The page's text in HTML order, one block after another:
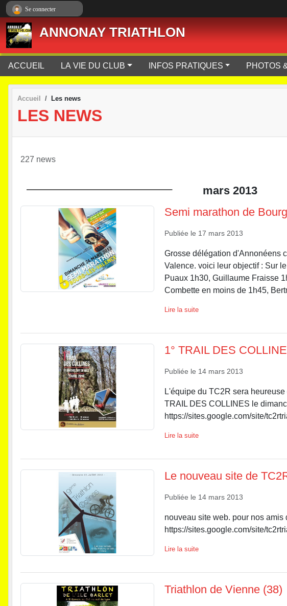
ANNONAY TRIATHLON
ACCUEIL LA VIE DU CLUB INFOS PRATIQUES PHOTOS
Accueil Les news
LES NEWS
227 news
mars 2013
Semi marathon de
Publiée le 17 mars 2013
Grosse délégation d'Annonéens
Valence. voici leur objectif : Sur
Puaux 1h30, Guillaume Fraisse
Combette en moins de 1h45,
Lire la suite
1° TRAIL DES
Publiée le 14 mars 2013
L'équipe du TC2R sera
TRAIL DES COLLINES le
https://sites.google.com/site/
Lire la suite
Le nouveau site de
Publiée le 14 mars 2013
nouveau site web. pour nos amis
https://sites.google.com/site/
Lire la suite
Triathlon de Vienne (38)
Se connecter
Panneau de gestion des cookies